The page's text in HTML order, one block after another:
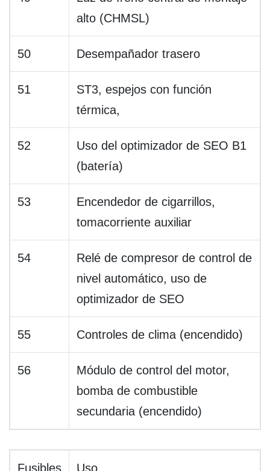
alto (CHMSL)
50 Desempañador trasero
51
ST3, espejos con función
térmica,
52
Uso del optimizador de SEO B1
(batería)
53
Encendedor de cigarrillos,
tomacorriente auxiliar
54
Relé de compresor de control de
nivel automático, uso de
optimizador de SEO
55 Controles de clima (encendido)
56
Módulo de control del motor,
bomba de combustible
secundaria (encendido)
Fusibles
Uso